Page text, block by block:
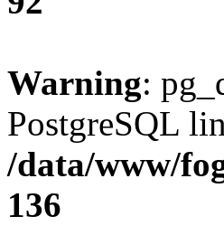
Warning:
PostgreSQL
/data/www/
136